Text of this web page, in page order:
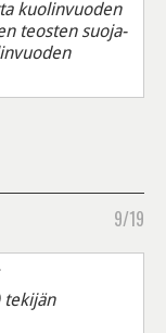
kuolinvuoden
teosten suoja-
9/19
tekijän